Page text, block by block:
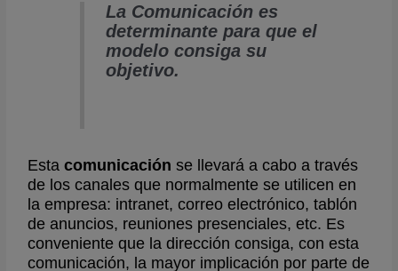
La Comunicación es
determinante para que el
modelo consiga su
objetivo.
Estacomunicación se llevará a cabo a través
de los canales que normalmente se utilicen en
la empresa: intranet, correo electrónico, tablón
de anuncios, reuniones presenciales, etc. Es
conveniente que la dirección consiga, con esta
comunicación, la mayor implicación por parte de